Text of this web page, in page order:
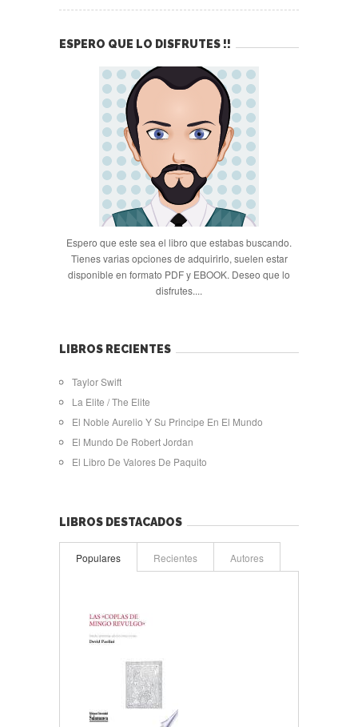
ESPERO QUE LO DISFRUTES !!
Espero que este sea el libro que estabas buscando.
Tienes varias opciones de adquirirlo, suelen estar
disponible en formato PDF y EBOOK. Deseo que lo
disfrutes....
LIBROS RECIENTES
Taylor Swift
La Elite / The Elite
El Noble Aurelio Y Su Principe En El Mundo
El Mundo De Robert Jordan
El Libro De Valores De Paquito
LIBROS DESTACADOS
Populares Recientes Autores